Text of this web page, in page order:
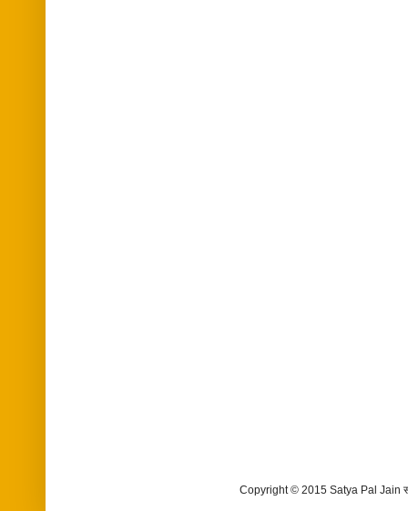
Copyright © 2015 Satya Pal Jain